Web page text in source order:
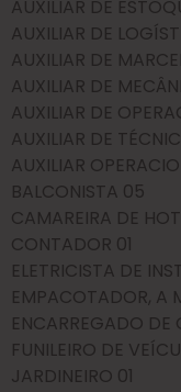
AUXILIAR DE
AUXILIAR DE
AUXILIAR DE
AUXILIAR DE
AUXILIAR DE
AUXILIAR DE
AUXILIAR
BALCONISTA 05
CAMAREIRA DE
CONTADOR 01
ELETRICISTA DE
EMPACOTADOR, A
ENCARREGADO DE
FUNILEIRO DE
JARDINEIRO 01